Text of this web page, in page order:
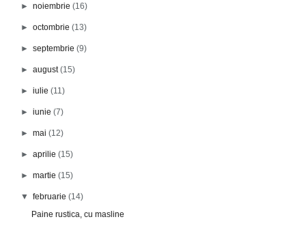
►noiembrie(16)
►octombrie(13)
►septembrie(9)
►august(15)
►iulie(11)
►iunie(7)
►mai(12)
►aprilie(15)
►martie(15)
▼februarie(14)
Paine rustica, cu masline